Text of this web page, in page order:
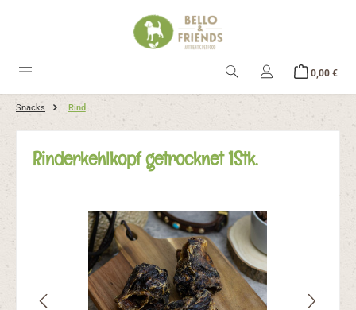
0,00 €
Snacks Rind
Rinderkehlkopf getrocknet 1Stk.
Bildergalerie überspringen